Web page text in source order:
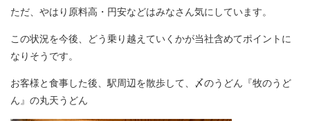
ただ、やはり原料高・円安などはみなさん気にしています。
この状況を今後、どう乗り越えていくかが当社含めてポイントに
なりそうです。
お客様と食事した後、駅周辺を散歩して、〆のうどん『牧のうど
ん』の丸天うどん